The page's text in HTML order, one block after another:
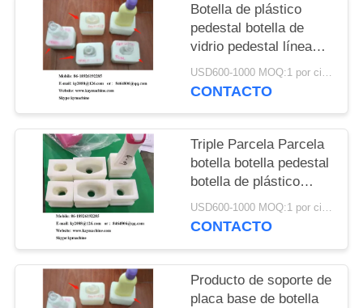
PRIVACY
POLICY
Botella de plástico
pedestal botella de
vidrio pedestal línea
transportadora botella
pedestal fábrica China
USD600-1000 MOQ:1 por ciento
CONTACTO
Triple Parcela Parcela
botella botella pedestal
botella de plástico
pedestal botella de
vidrio pedestal línea de
China fábrica China
productor
USD600-1000 MOQ:1 por ciento
CONTACTO
Producto de soporte de
placa base de botella